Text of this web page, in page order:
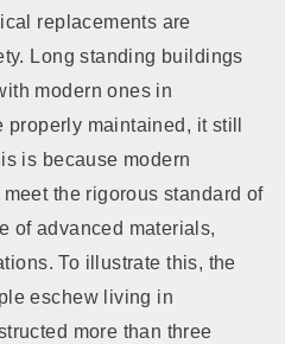
replacements are
Long standing buildings
modern ones in
properly maintained, it still
is because modern
the rigorous standard of
of advanced materials,
To illustrate this, the
eschew living in
more than three